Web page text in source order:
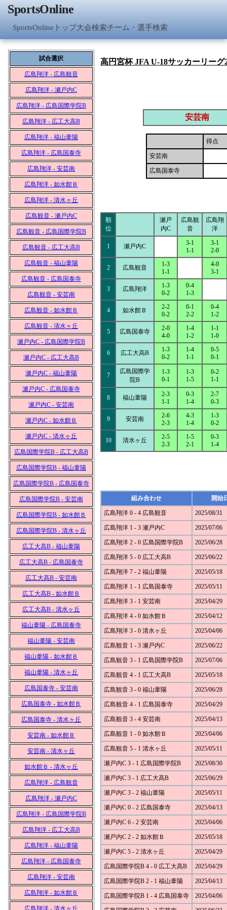
SportsOnline
SportsOnlineトップ大会検索チーム・選手検索
試合選択
広島翔洋 - 広島観音
広島翔洋 - 瀬戸内C
広島翔洋 - 広島国際学院B
広島翔洋 - 広工大高B
広島翔洋 - 福山葦陽
広島翔洋 - 広島国泰寺
広島翔洋 - 安芸南
広島翔洋 - 如水館Ｂ
広島翔洋 - 清水ヶ丘
広島観音 - 瀬戸内C
広島観音 - 広島国際学院B
広島観音 - 広工大高B
広島観音 - 福山葦陽
広島観音 - 広島国泰寺
広島観音 - 安芸南
広島観音 - 如水館Ｂ
広島観音 - 清水ヶ丘
瀬戸内C - 広島国際学院B
瀬戸内C - 広工大高B
瀬戸内C - 福山葦陽
瀬戸内C - 広島国泰寺
瀬戸内C - 安芸南
瀬戸内C - 如水館Ｂ
瀬戸内C - 清水ヶ丘
広島国際学院B - 広工大高B
広島国際学院B - 福山葦陽
広島国際学院B - 広島国泰寺
広島国際学院B - 安芸南
広島国際学院B - 如水館Ｂ
広島国際学院B - 清水ヶ丘
広工大高B - 福山葦陽
広工大高B - 広島国泰寺
広工大高B - 安芸南
広工大高B - 如水館Ｂ
広工大高B - 清水ヶ丘
福山葦陽 - 広島国泰寺
福山葦陽 - 安芸南
福山葦陽 - 如水館Ｂ
福山葦陽 - 清水ヶ丘
広島国泰寺 - 安芸南
広島国泰寺 - 如水館Ｂ
広島国泰寺 - 清水ヶ丘
安芸南 - 如水館Ｂ
安芸南 - 清水ヶ丘
如水館Ｂ - 清水ヶ丘
広島翔洋 - 広島観音
広島翔洋 - 瀬戸内C
広島翔洋 - 広島国際学院B
広島翔洋 - 広工大高B
広島翔洋 - 福山葦陽
広島翔洋 - 広島国泰寺
広島翔洋 - 安芸南
広島翔洋 - 如水館Ｂ
広島翔洋 - 清水ヶ丘
高円宮杯 JFA U-18サッカーリーグ
安芸南
得点
安芸南
広島国泰寺
順
位
瀬戸
内C
広島観
音
広島翔
洋
1 瀬戸内C
3-1
1-1
3-1
2-0
2 広島観音
1-3
1-1
4-0
3-1
3 広島翔洋
1-3
0-2
0-4
1-3
4 如水館Ｂ
2-2
0-2
0-1
2-2
0-4
1-2
5 広島国泰寺
2-0
4-0
1-4
1-2
1-1
1-0
6 広工大高B
1-3
0-2
1-4
1-1
0-5
0-1
7
広島国際学
院B
1-3
0-1
1-3
1-5
0-2
1-1
8 福山葦陽
2-3
1-1
0-3
1-4
2-7
0-3
9 安芸南
2-6
2-3
4-3
1-4
1-3
0-2
10 清水ヶ丘
2-5
2-3
1-5
2-1
0-3
1-4
組み合わせ 開始
広島翔洋 0 - 4 広島観音 2025/08/31
広島翔洋 1 - 3 瀬戸内C 2025/07/06
広島翔洋 2 - 0 広島国際学院B 2025/06/28
広島翔洋 5 - 0 広工大高B 2025/06/22
広島翔洋 7 - 2 福山葦陽 2025/05/18
広島翔洋 1 - 1 広島国泰寺 2025/05/11
広島翔洋 3 - 1 安芸南 2025/04/29
広島翔洋 4 - 0 如水館Ｂ 2025/04/12
広島翔洋 3 - 0 清水ヶ丘 2025/04/06
広島観音 1 - 3 瀬戸内C 2025/06/22
広島観音 3 - 1 広島国際学院B 2025/07/06
広島観音 4 - 1 広工大高B 2025/05/18
広島観音 3 - 0 福山葦陽 2025/06/28
広島観音 4 - 1 広島国泰寺 2025/04/29
広島観音 3 - 4 安芸南 2025/04/13
広島観音 1 - 0 如水館Ｂ 2025/04/06
広島観音 5 - 1 清水ヶ丘 2025/05/11
瀬戸内C 3 - 1 広島国際学院B 2025/08/30
瀬戸内C 3 - 1 広工大高B 2025/06/29
瀬戸内C 3 - 2 福山葦陽 2025/05/11
瀬戸内C 0 - 2 広島国泰寺 2025/04/13
瀬戸内C 6 - 2 安芸南 2025/04/06
瀬戸内C 2 - 2 如水館Ｂ 2025/05/18
瀬戸内C 5 - 2 清水ヶ丘 2025/04/29
広島国際学院B 4 - 0 広工大高B 2025/04/29
広島国際学院B 2 - 1 福山葦陽 2025/04/13
広島国際学院B 1 - 4 広島国泰寺 2025/04/06